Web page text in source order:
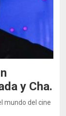
y Cha.
mundo del cine